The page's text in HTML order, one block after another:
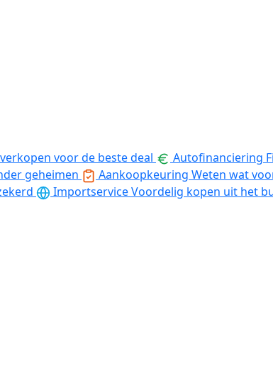
voor de beste deal Autofinanciering
geheimen Aankoopkeuring Weten wat
ImportserviceVoordelig kopen uit het